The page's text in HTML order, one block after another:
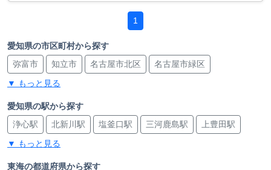
1
愛知県の市区町村から探す
弥富市
知立市 名古屋市北区 名古屋市緑区
愛知郡東郷町
尾張旭市 日進市
あま市 蒲郡市 名古屋市昭和区 津島市 名古屋市東区
安城市 春日井市
▼ もっと見る
愛知県の駅から探す
浄心駅
北新川駅 塩釜口駅 三河鹿島駅 上豊田駅
新川町駅 西一宮駅
星ヶ丘駅 八田駅 浅間町駅
▼ もっと見る
東海の都道府県から探す